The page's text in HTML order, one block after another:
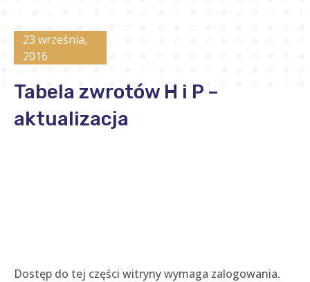
23 września,
2016
Tabela zwrotów H i P –
aktualizacja
Dostęp do tej części witryny wymaga zalogowania.